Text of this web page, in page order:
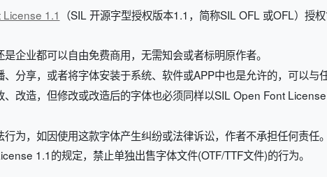
1.1 （SIL 开源字型授权版本1.1，简称SIL OFL 或OFL）授
企业都可以自由免费商用，无需知会或者标明原作者。
分享，或者将字体安装于系统、软件或APP中也是允许的，可以与
改造，但修改或改造后的字体也必须同样以SIL Open Font License
为，如因使用这款字体产生纠纷或法律诉讼，作者不承担任何责任。
1.1的规定，禁止单独出售字体文件(OTF/TTF文件)的行为。